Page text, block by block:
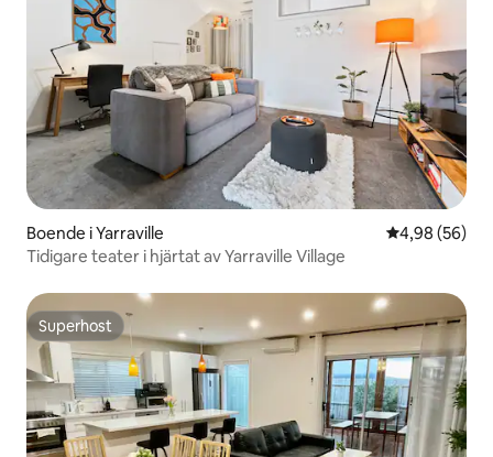
Boende i Yarraville 4,98 av 5 i
4,98 (56)
Tidigare teater i hjärtat av Yarraville Village
Superhost
Superhost